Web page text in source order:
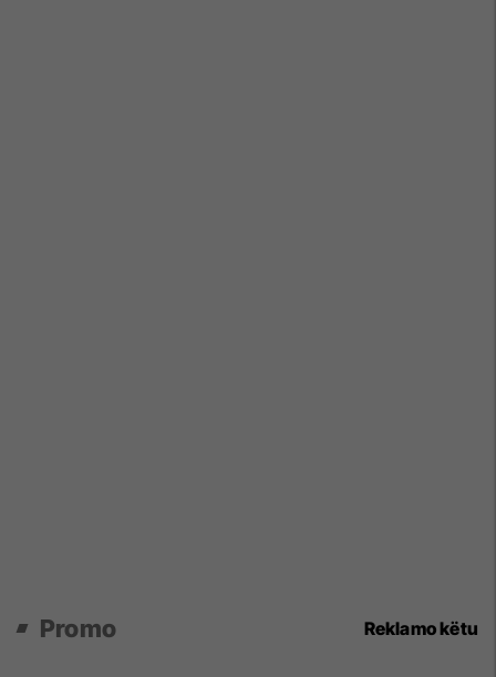
Promo Reklamo këtu